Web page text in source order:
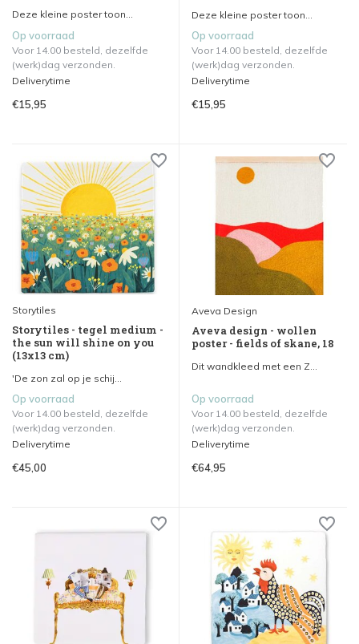
Deze kleine poster toon...
Op voorraad
Voor 14.00 besteld, dezelfde
(werk)dag verzonden.
Deliverytime
€15,95
Deze kleine poster toon...
Op voorraad
Voor 14.00 besteld, dezelfde
(werk)dag verzonden.
Deliverytime
€15,95
Storytiles
Storytiles - tegel medium -
the sun will shine on you
(13x13 cm)
'De zon zal op je schij...
Op voorraad
Voor 14.00 besteld, dezelfde
(werk)dag verzonden.
Deliverytime
€45,00
Aveva Design
Aveva design - wollen
poster - fields of skane, 18
Dit wandkleed met een Z...
Op voorraad
Voor 14.00 besteld, dezelfde
(werk)dag verzonden.
Deliverytime
€64,95